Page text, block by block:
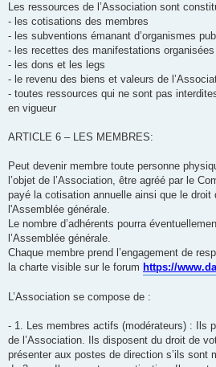
Les ressources de l’Association sont
- les cotisations des membres
- les subventions émanant d’organismes
- les recettes des manifestations organisées
- les dons et les legs
- le revenu des biens et valeurs de
- toutes ressources qui ne sont pas
en vigueur
ARTICLE 6 – LES MEMBRES:
Peut devenir membre toute personne
l’objet de l’Association, être agréé par le
payé la cotisation annuelle ainsi que le droit
l'Assemblée générale.
Le nombre d’adhérents pourra
l’Assemblée générale.
Chaque membre prend l’engagement de
la charte visible sur le forum https://
L’Association se compose de :
- 1. Les membres actifs (modérateurs) : Ils
de l’Association. Ils disposent du droit de
présenter aux postes de direction s’ils sont